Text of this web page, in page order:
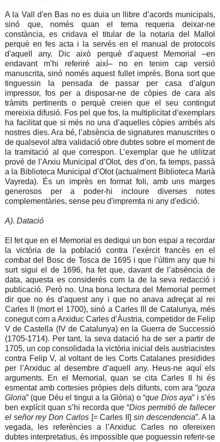
A la Vall d'en Bas no es duia un llibre d’acords municipals,
sinó que, només quan el tema requeria deixar-ne
constància, es cridava el titular de la notaria del Mallol
perquè en fes acta i la servés en el manual de protocols
d'aquell any. Dic això perquè d’aquest Memorial –en
endavant m’hi referiré així– no en tenim cap versió
manuscrita, sinó només aquest fullet imprès. Bona sort que
tinguessin la pensada de passar per casa d’algun
impressor, fos per a disposar-ne de còpies de cara als
tràmits pertinents o perquè creien que el seu contingut
mereixia difusió. Fos pel que fos, la multiplicitat d’exemplars
ha facilitat que si més no una d’aquelles còpies arribés als
nostres dies. Ara bé, l’absència de signatures manuscrites o
de qualsevol altra validació obre dubtes sobre el moment de
la tramitació al que correspon. L’exemplar que he utilitzat
prové de l’Arxiu Municipal d’Olot, des d’on, fa temps, passà
a la Biblioteca Municipal d’Olot (actualment Biblioteca Marià
Vayreda). És un imprès en format foli, amb uns marges
generosos per a poder-hi incloure diverses notes
complementàries, sense peu d'impremta ni any d'edició.
A). Datació
El fet que en el Memorial es dediqui un bon espai a recordar
la victòria de la població contra l’exèrcit francès en el
combat del Bosc de Tosca de 1695 i que l’últim any que hi
surt sigui el de 1696, ha fet que, davant de l’absència de
data, aquesta es considerés com la de la seva redacció i
publicació. Però no. Una bona lectura del Memorial permet
dir que no és d'aquest any i que no anava adreçat al rei
Carles II (mort el 1700), sinó a Carles III de Catalunya, més
conegut com a Arxiduc Carles d’Àustria, competidor de Felip
V de Castella (IV de Catalunya) en la Guerra de Successió
(1705-1714). Per tant, la seva datació ha de ser a partir de
1705, un cop consolidada la victòria inicial dels austriacistes
contra Felip V, al voltant de les Corts Catalanes presidides
per l’Arxiduc al desembre d’aquell any. Heus-ne aquí els
arguments. En el Memorial, quan se cita Carles II hi és
esmentat amb cortesies pròpies dels difunts, com ara “goza
Gloria” (que Déu el tingui a la Glòria) o “que Dios aya” i s’és
ben explícit quan s’hi recorda que “Dios permitió de fallecer
el señor rey Don Carlos [= Carles II] sin descendencia”. A la
vegada, les referències a l’Arxiduc Carles no ofereixen
dubtes interpretatius, és impossible que poguessin referir-se